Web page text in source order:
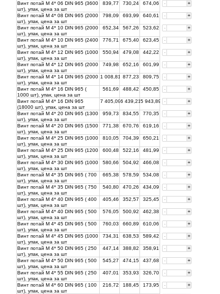
Винт потай М 4* 06 DIN 965 (3600
шт), упак, цена за шт
839,77 730,24 674,06 - +
Винт потай М 4* 08 DIN 965 (2000
шт), упак, цена за шт
798,09 693,99 640,61 - +
Винт потай М 4* 10 DIN 965 (2000
шт), упак, цена за шт
652,34 567,26 523,62 - +
Винт потай М 4* 10 DIN 965 (2400
шт), упак, цена за шт
776,71 675,40 623,45 - +
Винт потай М 4* 12 DIN 965 (1000
шт), упак, цена за шт
550,94 479,08 442,22 - +
Винт потай М 4* 12 DIN 965 (2000
шт), упак, цена за шт
749,98 652,16 601,99 - +
Винт потай М 4* 14 DIN 965 (2000
шт), упак, цена за шт
1 008,81 877,23 809,75 - +
Винт потай М 4* 16 DIN 965 (
1000 шт), упак, цена за шт
561,69 488,42 450,85 - +
Винт потай М 4* 16 DIN 965
(18000 шт), упак, цена за шт
7 405,096 439,215 943,89 - +
Винт потай М 4* 20 DIN 965 (1300
шт), упак, цена за шт
959,73 834,55 770,35 - +
Винт потай М 4* 20 DIN 965 (1500
шт), упак, цена за шт
771,38 670,76 619,16 - +
Винт потай М 4* 25 DIN 965 (1000
шт), упак, цена за шт
810,05 704,39 650,21 - +
Винт потай М 4* 25 DIN 965 (1200
шт), упак, цена за шт
600,48 522,16 481,99 - +
Винт потай М 4* 30 DIN 965 (1000
шт), упак, цена за шт
580,66 504,92 466,08 - +
Винт потай М 4* 35 DIN 965 ( 700
шт), упак, цена за шт
665,38 578,59 534,08 - +
Винт потай М 4* 35 DIN 965 ( 750
шт), упак, цена за шт
540,80 470,26 434,09 - +
Винт потай М 4* 40 DIN 965 ( 400
шт), упак, цена за шт
405,46 352,57 325,45 - +
Винт потай М 4* 40 DIN 965 ( 500
шт), упак, цена за шт
576,05 500,92 462,38 - +
Винт потай М 4* 45 DIN 965 ( 500
шт), упак, цена за шт
760,03 660,89 610,06 - +
Винт потай М 4* 45 DIN 965 (1000
шт), упак, цена за шт
734,31 638,53 589,42 - +
Винт потай М 4* 50 DIN 965 ( 250
шт), упак, цена за шт
447,14 388,82 358,91 - +
Винт потай М 4* 50 DIN 965 ( 500
шт), упак, цена за шт
545,27 474,15 437,68 - +
Винт потай М 4* 55 DIN 965 ( 250
шт), упак, цена за шт
407,01 353,93 326,70 - +
Винт потай М 4* 60 DIN 965 ( 100
шт), упак, цена за шт
216,72 188,45 173,95 - +